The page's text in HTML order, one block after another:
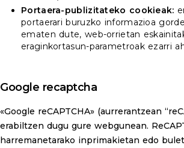
Portaera-publizitateko cookieak:
portaerari buruzko informazioa
ematen dute, web-orrietan
eraginkortasun-parametroak ezarri
Google recaptcha
«Google reCAPTCHA» (aurrerantzean
erabiltzen dugu gure webgunean.
harremanetarako inprimakietan edo